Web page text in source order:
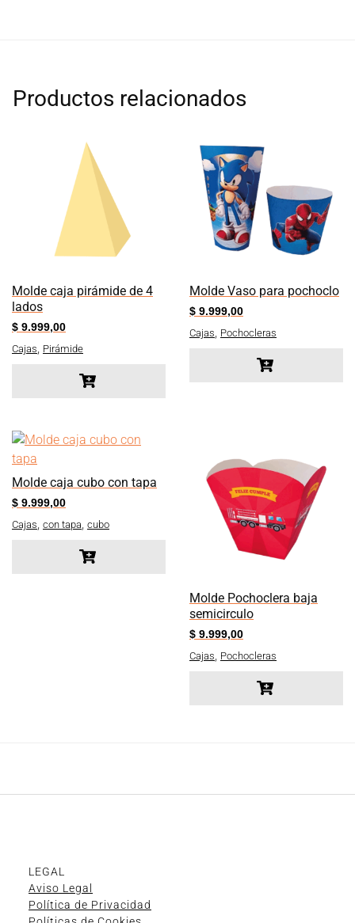
Productos relacionados
Molde caja pirámide de 4
lados
$ 9.999,00
Cajas Pirámide
Molde Vaso para pochoclo
$ 9.999,00
Cajas Pochocleras
Molde caja cubo con tapa
$ 9.999,00
Cajas con tapa cubo
Molde Pochoclera baja
semicirculo
$ 9.999,00
Cajas Pochocleras
LEGAL
Aviso Legal
Política de Privacidad